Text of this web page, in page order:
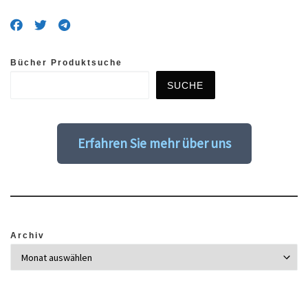
Bücher Produktsuche
SUCHE
Erfahren Sie mehr über uns
Archiv